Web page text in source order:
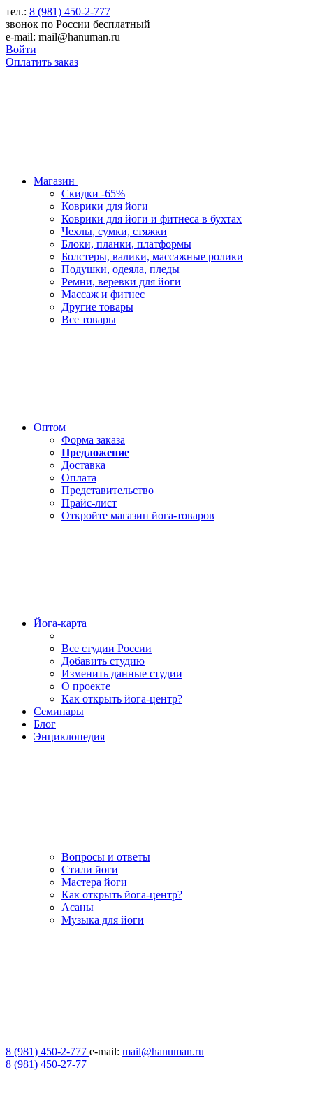
тел.: 8 (981) 450-2-777
звонок по России бесплатный
e-mail: mail@hanuman.ru
Войти
Оплатить заказ
Магазин
Скидки -65%
Коврики для йоги
Коврики для йоги и фитнеса в бухтах
Чехлы, сумки, стяжки
Блоки, планки, платформы
Болстеры, валики, массажные ролики
Подушки, одеяла, пледы
Ремни, веревки для йоги
Массаж и фитнес
Другие товары
Все товары
Оптом
Форма заказа
Предложение
Доставка
Оплата
Представительство
Прайс-лист
Откройте магазин йога-товаров
Йога-карта
Все студии России
Добавить студию
Изменить данные студии
О проекте
Как открыть йога-центр?
Семинары
Блог
Энциклопедия
Вопросы и ответы
Стили йоги
Мастера йоги
Как открыть йога-центр?
Асаны
Музыка для йоги
8 (981) 450-2-777 e-mail: mail@hanuman.ru
8 (981) 450-27-77